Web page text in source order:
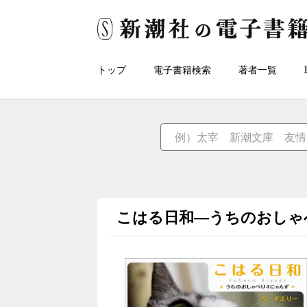
トップ 電子書籍検索 著者一覧
こはる日和―うちのおし